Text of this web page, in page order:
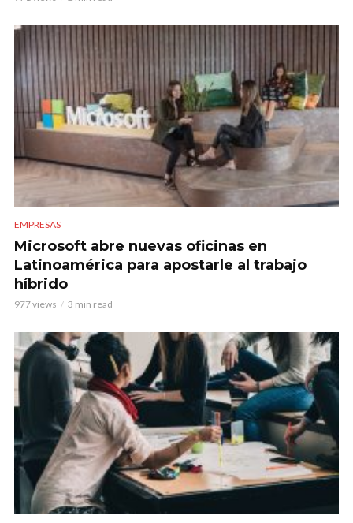
EMPRESAS
Microsoft abre nuevas oficinas en
Latinoamérica para apostarle al trabajo
híbrido
977 views 3 min read